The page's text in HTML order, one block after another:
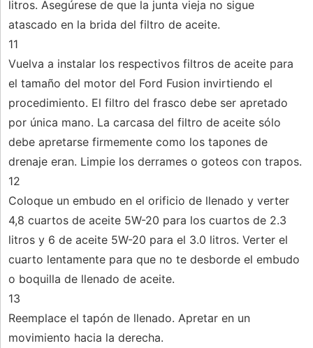
litros. Asegúrese de que la junta vieja no sigue
atascado en la brida del filtro de aceite.
11
Vuelva a instalar los respectivos filtros de aceite para
el tamaño del motor del Ford Fusion invirtiendo el
procedimiento. El filtro del frasco debe ser apretado
por única mano. La carcasa del filtro de aceite sólo
debe apretarse firmemente como los tapones de
drenaje eran. Limpie los derrames o goteos con trapos.
12
Coloque un embudo en el orificio de llenado y verter
4,8 cuartos de aceite 5W-20 para los cuartos de 2.3
litros y 6 de aceite 5W-20 para el 3.0 litros. Verter el
cuarto lentamente para que no te desborde el embudo
o boquilla de llenado de aceite.
13
Reemplace el tapón de llenado. Apretar en un
movimiento hacia la derecha.